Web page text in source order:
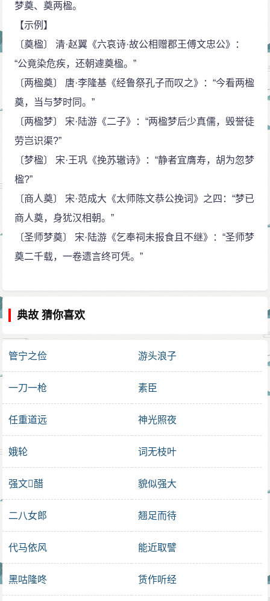
梦奠、奠两楹。
【示例】
〔奠楹〕 清·赵翼《六哀诗·故公相赠郡王傅文忠公》：
“公竟染危疾，还朝遽奠楹。”
〔两楹奠〕 唐·李隆基《经鲁祭孔子而叹之》：“今看两楹
奠，当与梦时同。”
〔两楹梦〕 宋·陆游《二子》：“两楹梦后少真儒，毁誉徒
劳岂识渠?”
〔梦楹〕 宋·王巩《挽苏辙诗》：“静者宜膺寿，胡为忽梦
楹?”
〔商人奠〕 宋·范成大《太师陈文恭公挽词》之四：“梦已
商人奠，身犹汉相朝。”
〔圣师梦奠〕 宋·陆游《乞奉祠未报食且不继》：“圣师梦
奠二千载，一卷遗言终可凭。”
典故 猜你喜欢
管宁之俭 游头浪子
一刀一枪 素臣
任重道远 神光照夜
娥轮 词无枝叶
强文𢠳醋 貌似强大
二八女郎 翘足而待
代马依风 能近取譬
黑咕隆咚 赁作听经